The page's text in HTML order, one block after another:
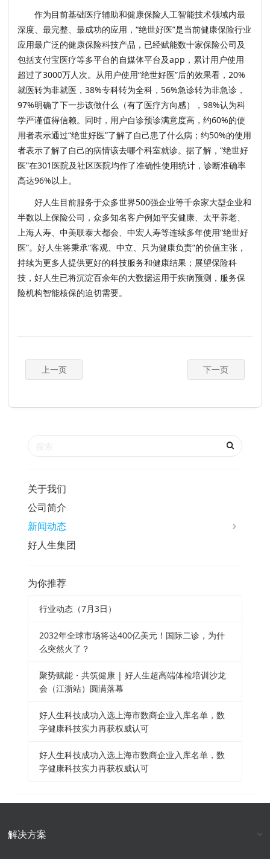
作为目前基础医疗辅助和健康保险人工智能技术领域内最
深度、最完整、最成功的应用，“绝世好医”是当前健康保险行业
应用最广泛的健康保险科技产品，已经赋能数十家保险公司及
包括支付宝医疗等多平台的自媒体平台及app，累计用户使用
超过了3000万人次。从用户使用“绝世好医”后的效果看，20%
就医转为非就医，38%专科转为全科，56%急诊转为非急诊，
97%明确了下一步该做什么（有了医疗方向感），98%认为科
学严谨值得信赖。同时，用户自诊预诊满意度高，约60%的使
用者表示通过“绝世好医”了解了自己患了什么病；约50%的使用
者表示了解了自己的病情该去哪个科室就诊。据了解，“绝世好
医”在301医院及社区医院均作了准确性使用统计，诊断准确率
高达96%以上。
好人生目前服务于众多世界500强企业等千余家大型企业和
半数以上保险公司，众多知名客户例如平安健康、太平养老、
上海人寿、中美联泰大都会、中宏人寿等连续多年使用“绝世好
医”。好人生将秉承“客观、中立、只为健康负责”的价值主张，
持续为更多人提供更好的科技服务和健康结果；展望保险科
技，好人生已将沉淀百余年的大数据运用于疾病预测，服务保
险机构智能核保的迫切需要。
上一页 下一页
关于我们
公司简介
新闻动态
好人生集团
为你推荐
行业动态（7月3日）
2032年全球市场将达400亿美元！国际二诊，为什
么突然火了？
聚势赋能・共筑健康 | 好人生超高端体检培训沙龙
会（江浙站）圆满落幕
好人生科技成功入选上海市数商企业入库名单，数
字健康科技实力再获权威认可
好人生科技成功入选上海市数商企业入库名单，数
字健康科技实力再获权威认可
解决方案